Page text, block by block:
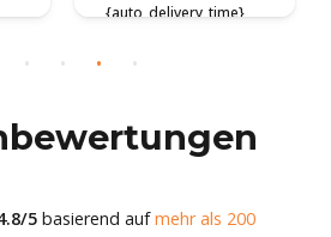
{auto_delivery_time}
5basierend aufmehr als 200